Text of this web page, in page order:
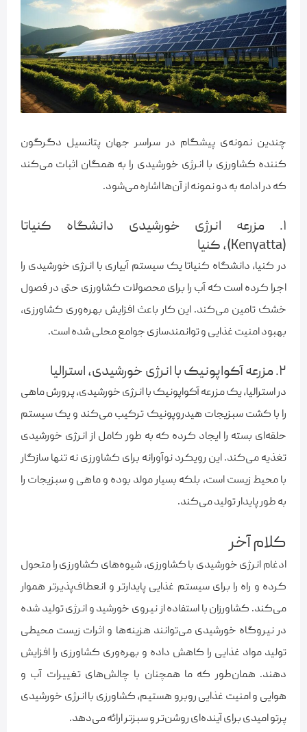
چندین نمونه‌ی پیشگام در سراسر جهان پتانسیل دگرگون
کننده‌ کشاورزی با انرژی خورشیدی را به همگان اثبات می‌کند
که در ادامه به دو نمونه از آن‌ها اشاره می‌شود.
۱. مزرعه‌ انرژی خورشیدی دانشگاه کنیاتا
(Kenyatta)، کنیا
در کنیا، دانشگاه کنیاتا یک سیستم آبیاری با انرژی خورشیدی را
اجرا کرده است که آب را برای محصولات کشاورزی حتی در فصول
خشک تامین می‌کند. این کار باعث افزایش بهره‌وری کشاورزی،
بهبود امنیت غذایی و توانمندسازی جوامع محلی شده است.
۲. مزرعه آکواپونیک با انرژی خورشیدی، استرالیا
در استرالیا، یک مزرعه آکواپونیک با انرژی خورشیدی، پرورش ماهی
را با کشت سبزیجات هیدروپونیک ترکیب می‌کند و یک سیستم
حلقه‌ای بسته را ایجاد کرده که به طور کامل از انرژی خورشیدی
تغذیه می‌کند. این رویکرد نوآورانه برای کشاورزی نه تنها سازگار
با محیط زیست است، بلکه بسیار مولد بوده و ماهی و سبزیجات را
به طور پایدار تولید می‌کند.
کلام آخر
ادغام انرژی خورشیدی با کشاورزی، شیوه‌های کشاورزی را متحول
کرده و راه را برای سیستم غذایی پایدارتر و انعطاف‌پذیرتر هموار
می‌کند. کشاورزان با استفاده از نیروی خورشید و انرژی تولید شده
در نیروگاه خورشیدی می‌توانند هزینه‌ها و اثرات زیست محیطی
تولید مواد غذایی را کاهش داده و بهره‌وری کشاورزی را افزایش
دهند. همان‌طور که ما همچنان با چالش‌های تغییرات آب و
هوایی و امنیت غذایی روبرو هستیم، کشاورزی با انرژی خورشیدی
پرتو امیدی برای آینده‌ای روشن‌تر و سبزتر ارائه می‌دهد.